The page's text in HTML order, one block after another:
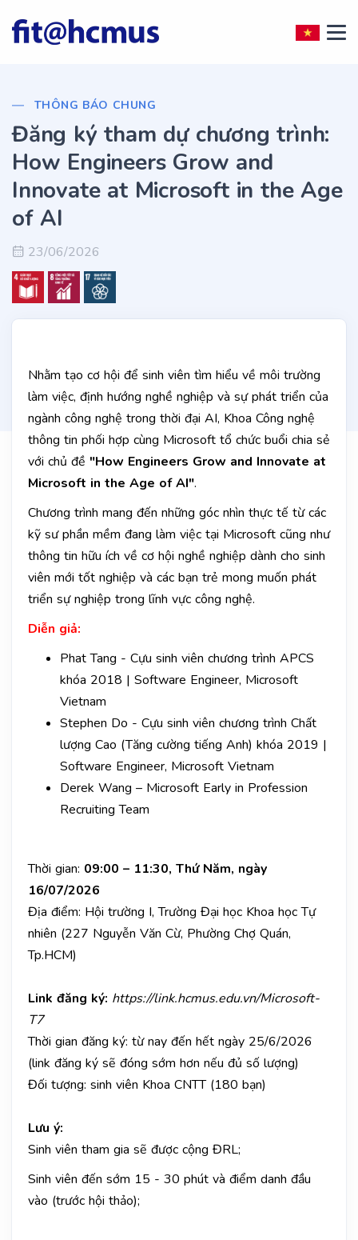
THÔNG BÁO CHUNG
Đăng ký tham dự chương trình:
How Engineers Grow and
Innovate at Microsoft in the Age
of AI
23/06/2026
Nhằm tạo cơ hội để sinh viên tìm hiểu về môi trường
làm việc, định hướng nghề nghiệp và sự phát triển của
ngành công nghệ trong thời đại AI, Khoa Công nghệ
thông tin phối hợp cùng Microsoft tổ chức buổi chia sẻ
với chủ đề "How Engineers Grow and Innovate at
Microsoft in the Age of AI".
Chương trình mang đến những góc nhìn thực tế từ các
kỹ sư phần mềm đang làm việc tại Microsoft cũng như
thông tin hữu ích về cơ hội nghề nghiệp dành cho sinh
viên mới tốt nghiệp và các bạn trẻ mong muốn phát
triển sự nghiệp trong lĩnh vực công nghệ.
Diễn giả:
Phat Tang - Cựu sinh viên chương trình APCS
khóa 2018 | Software Engineer, Microsoft
Vietnam
Stephen Do - Cựu sinh viên chương trình Chất
lượng Cao (Tăng cường tiếng Anh) khóa 2019 |
Software Engineer, Microsoft Vietnam
Derek Wang – Microsoft Early in Profession
Recruiting Team
Thời gian: 09:00 – 11:30, Thứ Năm, ngày
16/07/2026
Địa điểm: Hội trường I, Trường Đại học Khoa học Tự
nhiên (227 Nguyễn Văn Cừ, Phường Chợ Quán,
Tp.HCM)
Link đăng ký: https://link.hcmus.edu.vn/Microsoft-
T7
Thời gian đăng ký: từ nay đến hết ngày 25/6/2026
(link đăng ký sẽ đóng sớm hơn nếu đủ số lượng)
Đối tượng: sinh viên Khoa CNTT (180 bạn)
Lưu ý:
Sinh viên tham gia sẽ được cộng ĐRL;
Sinh viên đến sớm 15 - 30 phút và điểm danh đầu
vào (trước hội thảo);